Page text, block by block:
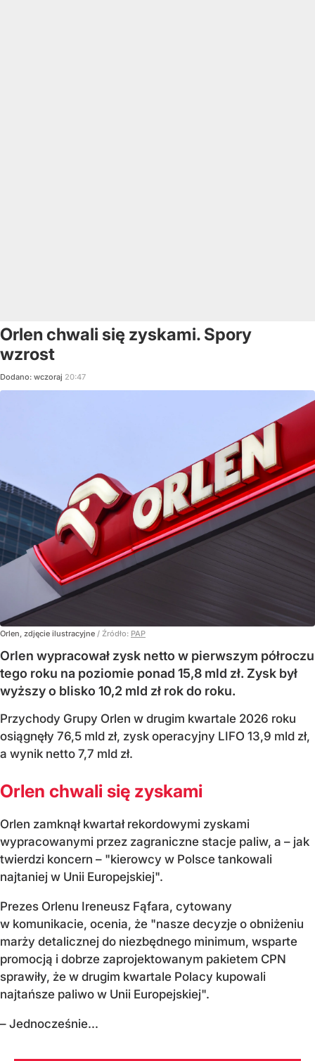
Orlen chwali się zyskami. Spory
wzrost
Dodano: wczoraj 20:47
Orlen, zdjęcie ilustracyjne / Źródło: PAP
Orlen wypracował zysk netto w pierwszym półroczu
tego roku na poziomie ponad 15,8 mld zł. Zysk był
wyższy o blisko 10,2 mld zł rok do roku.
Przychody Grupy Orlen w drugim kwartale 2026 roku
osiągnęły 76,5 mld zł, zysk operacyjny LIFO 13,9 mld zł,
a wynik netto 7,7 mld zł.
Orlen chwali się zyskami
Orlen zamknął kwartał rekordowymi zyskami
wypracowanymi przez zagraniczne stacje paliw, a – jak
twierdzi koncern – "kierowcy w Polsce tankowali
najtaniej w Unii Europejskiej".
Prezes Orlenu Ireneusz Fąfara, cytowany
w komunikacie, ocenia, że "nasze decyzje o obniżeniu
marży detalicznej do niezbędnego minimum, wsparte
promocją i dobrze zaprojektowanym pakietem CPN
sprawiły, że w drugim kwartale Polacy kupowali
najtańsze paliwo w Unii Europejskiej".
– Jednocześnie...